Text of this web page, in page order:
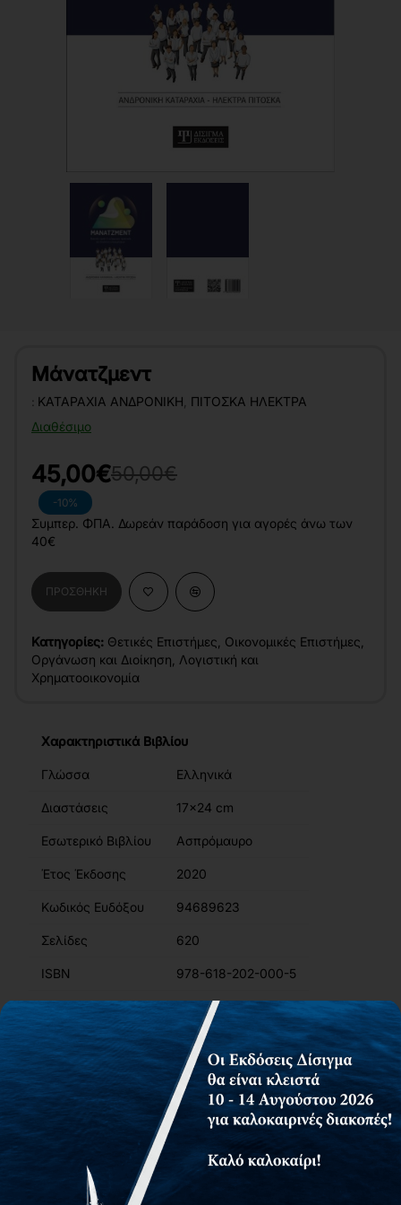
Μάνατζμεντ
Διαθέσιμο
: ΚΑΤΑΡΑΧΙΆ ΑΝΔΡΟΝΊΚΗ ΠΙΤΌΣΚΑ ΗΛΈΚΤΡΑ
-10%
45,00€50,00€
Συμπερ. ΦΠΑ. Δωρεάν παράδοση για αγορές άνω των
40€
ΠΡΟΣΘΉΚΗ
Κατηγορίες: Θετικές Επιστήμες Οικονομικές Επιστήμες
Οργάνωση και Διοίκηση Λογιστική και
Χρηματοοικονομία
Χαρακτηριστικά Βιβλίου
Γλώσσα Ελληνικά
Διαστάσεις 17x24 cm
Εσωτερικό Βιβλίου Ασπρόμαυρο
Έτος Έκδοσης 2020
Κωδικός Ευδόξου 94689623
Σελίδες 620
ISBN 978-618-202-000-5
Περιγραφή Συγγραφείς
Αίτημα για δωρεάν αντίτυπο
Το βιβλίο «ΜΑΝΑΤΖΜΕΝΤ: Βασικές αρχές και σύγχρονες